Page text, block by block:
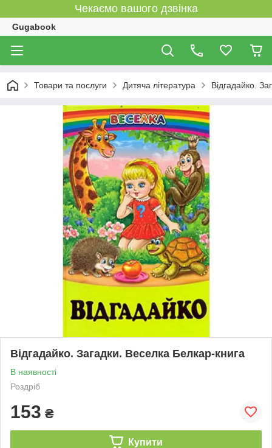
Чекаємо вашого дзвінка
Gugabook
Товари та послуги Дитяча література Відгадайко.
Відгадайко. Загадки. Веселка Белкар-книга
В наявності
Роздріб
153 ₴
Купити